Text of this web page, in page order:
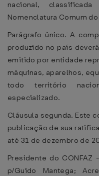
nacional,
Nomenclatura Comum
Parágrafo único. A
produzido no país
emitido por entidade
máquinas, aparelhos,
todo território
especializado.
Cláusula segunda. Este
publicação de sua
até 31 de dezembro de
Presidente do CONFAZ
p/Guido Mantega;